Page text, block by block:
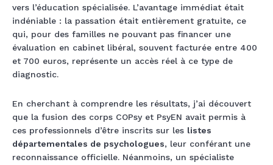
vers l’éducation spécialisée. L’avantage immédiat était
indéniable : la passation était entièrement gratuite, ce
qui, pour des familles ne pouvant pas financer une
évaluation en cabinet libéral, souvent facturée entre 400
et 700 euros, représente un accès réel à ce type de
diagnostic.
En cherchant à comprendre les résultats, j’ai découvert
que la fusion des corps COPsy et PsyEN avait permis à
ces professionnels d’être inscrits sur les listes
départementales de psychologues, leur conférant une
reconnaissance officielle. Néanmoins, un spécialiste